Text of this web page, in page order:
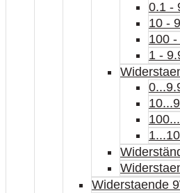
0.1 -
10 -
100
1 -
Widerstaende